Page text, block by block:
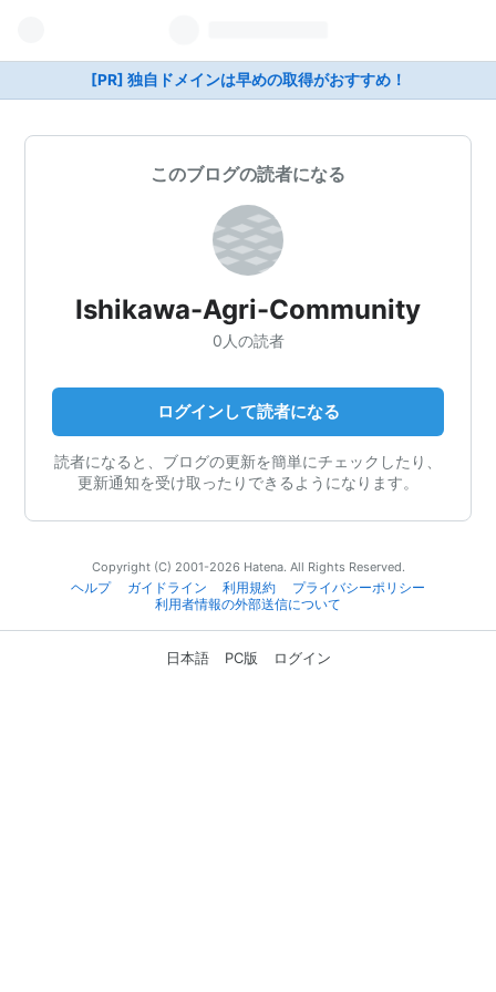
[PR] 独自ドメインは早めの取得がおすすめ！
このブログの読者になる
Ishikawa-Agri-Community
0人の読者
ログインして読者になる
読者になると、ブログの更新を簡単にチェックしたり、
更新通知を受け取ったりできるようになります。
Copyright (C) 2001-2026 Hatena. All Rights Reserved.
ヘルプ
ガイドライン 利用規約
プライバシーポリシー
利用者情報の外部送信について
日本語 PC版 ログイン